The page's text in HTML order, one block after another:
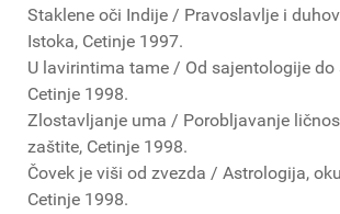
Staklene oči Indije / Pravoslavlje i
Istoka, Cetinje 1997.
U lavirintima tame / Od sajentologije do
Cetinje 1998.
Zlostavljanje uma / Porobljavanje
zaštite, Cetinje 1998.
Čovek je viši od zvezda / Astrologija,
Cetinje 1998.